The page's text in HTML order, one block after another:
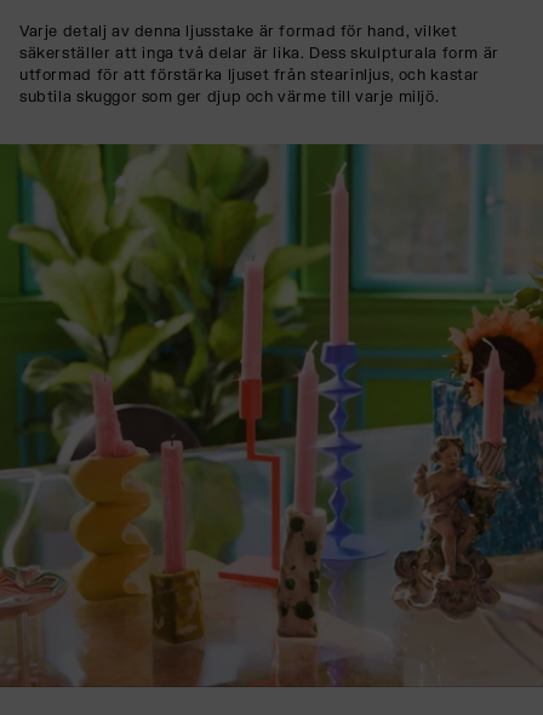
Varje detalj av denna ljusstake är formad för hand, vilket
säkerställer att inga två delar är lika. Dess skulpturala form är
utformad för att förstärka ljuset från stearinljus, och kastar
subtila skuggor som ger djup och värme till varje miljö.